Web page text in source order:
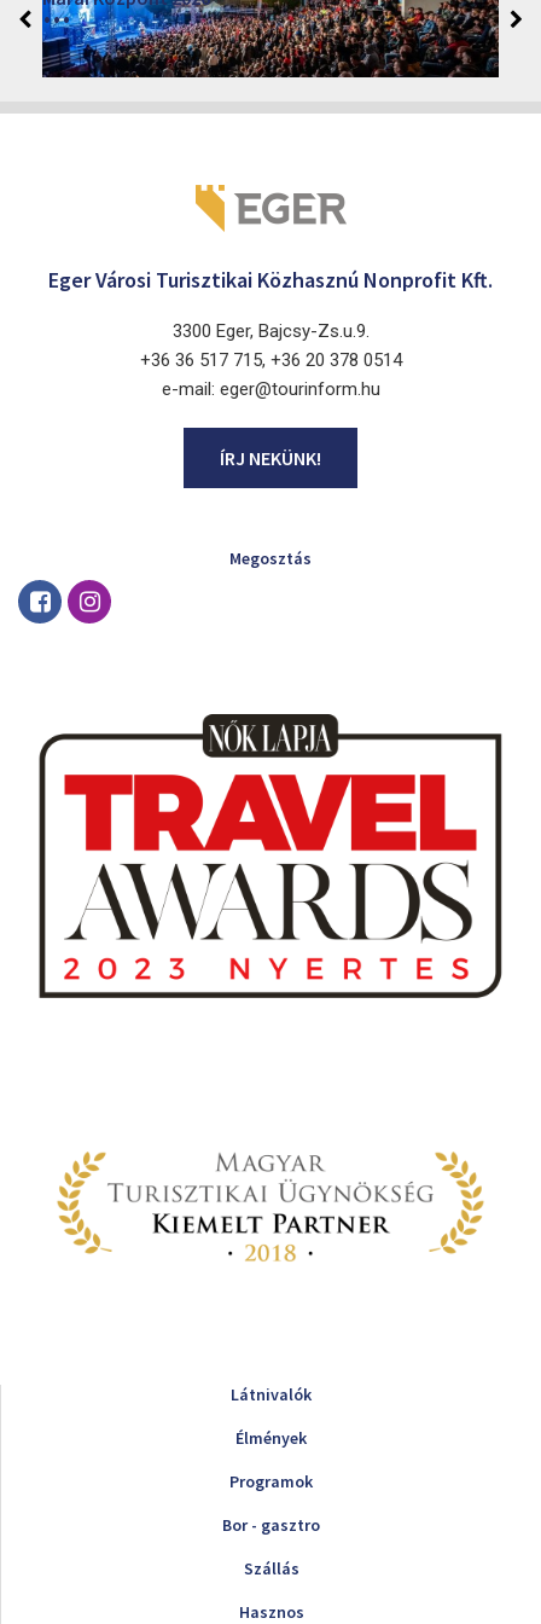
2026
Cinema Agria, Eger 3300, Törvényház utca 4.
Eger Városi Turisztikai Közhasznú Nonprofit Kft.
3300 Eger, Bajcsy-Zs.u.9.
+36 36 517 715, +36 20 378 0514
e-mail: eger@tourinform.hu
ÍRJ NEKÜNK!
Megosztás
Látnivalók
Élmények
Programok
Bor - gasztro
Szállás
Hasznos